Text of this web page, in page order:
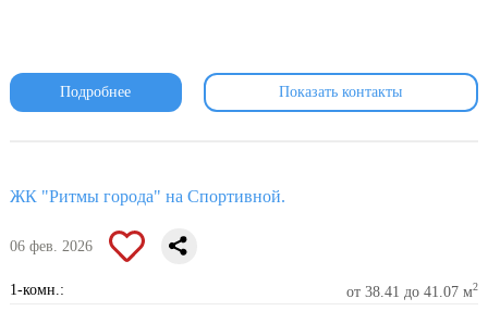
Подробнее Показать контакты
ЖК "Ритмы города" на Спортивной.
06 фев. 2026
1-комн.: от 38.41 до 41.07 м2